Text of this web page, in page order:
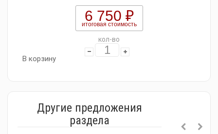
6 750 ₽
итоговая стоимость
кол-во
В корзину
Другие предложения
раздела